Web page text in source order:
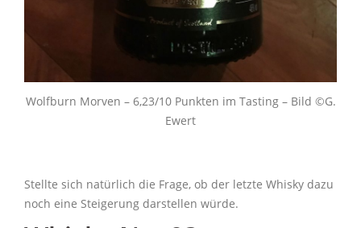
Wolfburn Morven – 6,23/10 Punkten im Tasting – Bild ©G.
Ewert
Stellte sich natürlich die Frage, ob der letzte Whisky dazu
noch eine Steigerung darstellen würde.